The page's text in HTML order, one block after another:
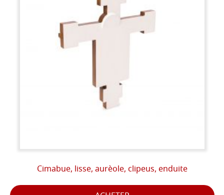
Cimabue, lisse, aurèole, clipeus, enduite